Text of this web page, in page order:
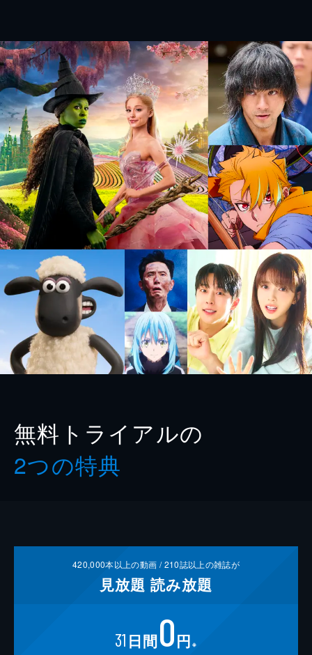
無料トライアルの
2つの特典
420,000本以上の動画 /210誌以上の雑誌が
見放題 読み放題
31 日間0円 ※